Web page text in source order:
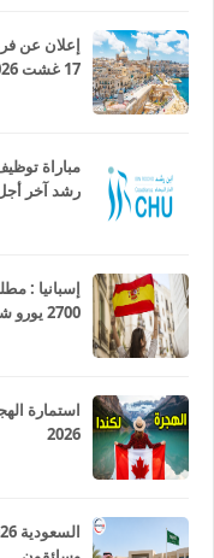
إعلان عن
17 غشت 2026
رشد آخر أجل 24 يوليوز
2700 يورو شهريًا
2026